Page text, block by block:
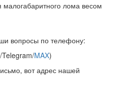
малогабаритного лома весом
вопросы по телефону:
Telegram/MAX)
вот адрес нашей